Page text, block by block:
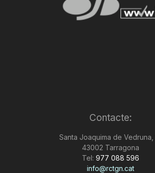
Contacte:
Santa Joaquima de Vedruna,
43002 Tarragona
Tel: 977 088 596
info@rctgn.cat